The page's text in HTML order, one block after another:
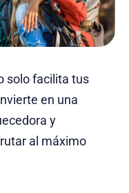
solo facilita tus
en una
y
al máximo